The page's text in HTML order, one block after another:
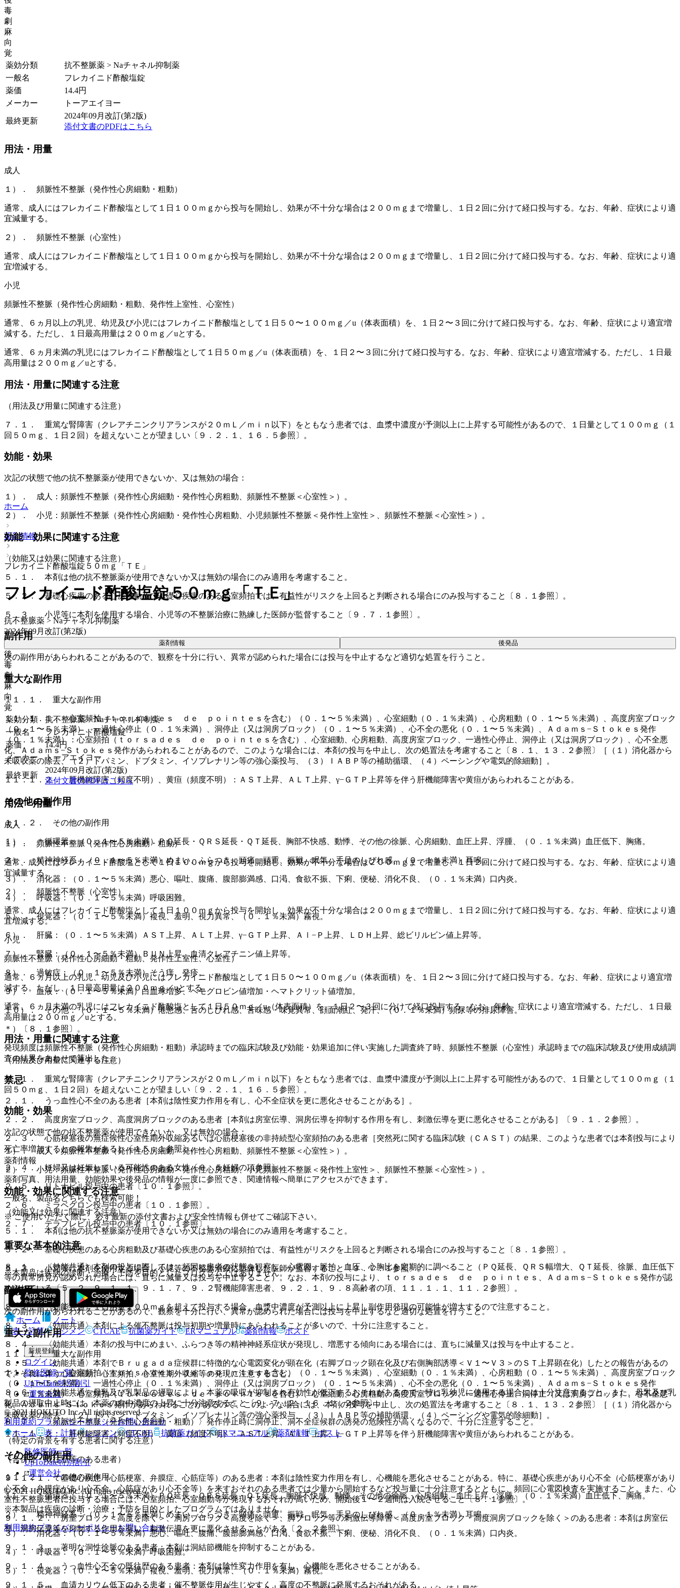
毒
劇
麻
向
覚
薬効分類
抗不整脈薬 > Naチャネル抑制薬
一般名
フレカイニド酢酸塩錠
薬価
14.4円
メーカー
トーアエイヨー
最終更新
2024年09月改訂(第2版)
添付文書のPDFはこちら
用法・用量
成人
１）． 頻脈性不整脈（発作性心房細動・粗動）
通常、成人にはフレカイニド酢酸塩として１日１００ｍｇから投与を開始し、効果が不十分な場合は２００ｍｇまで増量し、１日２回に分けて経口投与する。なお、年齢、症状により適
宜減量する。
２）． 頻脈性不整脈（心室性）
通常、成人にはフレカイニド酢酸塩として１日１００ｍｇから投与を開始し、効果が不十分な場合は２００ｍｇまで増量し、１日２回に分けて経口投与する。なお、年齢、症状により適
宜増減する。
小児
頻脈性不整脈（発作性心房細動・粗動、発作性上室性、心室性）
通常、６ヵ月以上の乳児、幼児及び小児にはフレカイニド酢酸塩として１日５０〜１００ｍｇ／u（体表面積）を、１日２〜３回に分けて経口投与する。なお、年齢、症状により適宜増
減する。ただし、１日最高用量は２００ｍｇ／uとする。
通常、６ヵ月未満の乳児にはフレカイニド酢酸塩として１日５０ｍｇ／u（体表面積）を、１日２〜３回に分けて経口投与する。なお、年齢、症状により適宜増減する。ただし、１日最
高用量は２００ｍｇ／uとする。
用法・用量に関連する注意
（用法及び用量に関連する注意）
７．１． 重篤な腎障害（クレアチニンクリアランスが２０ｍＬ／ｍｉｎ以下）をともなう患者では、血漿中濃度が予測以上に上昇する可能性があるので、１日量として１００ｍｇ（１
回５０ｍｇ、１日２回）を超えないことが望ましい〔９．２．１、１６．５参照〕。
効能・効果
次記の状態で他の抗不整脈薬が使用できないか、又は無効の場合：
１）． 成人：頻脈性不整脈（発作性心房細動・発作性心房粗動、頻脈性不整脈＜心室性＞）。
２）． 小児：頻脈性不整脈（発作性心房細動・発作性心房粗動、小児頻脈性不整脈＜発作性上室性＞、頻脈性不整脈＜心室性＞）。
効能・効果に関連する注意
（効能又は効果に関連する注意）
５．１． 本剤は他の抗不整脈薬が使用できないか又は無効の場合にのみ適用を考慮すること。
５．２． 基礎心疾患のある心房粗動及び基礎心疾患のある心室頻拍では、有益性がリスクを上回ると判断される場合にのみ投与すること〔８．１参照〕。
５．３． 小児等に本剤を使用する場合、小児等の不整脈治療に熟練した医師が監督すること〔９．７．１参照〕。
副作用
次の副作用があらわれることがあるので、観察を十分に行い、異常が認められた場合には投与を中止するなど適切な処置を行うこと。
重大な副作用
１１．１． 重大な副作用
１１．１．１． 心室頻拍（ｔｏｒｓａｄｅｓ ｄｅ ｐｏｉｎｔｅｓを含む）（０．１〜５％未満）、心室細動（０．１％未満）、心房粗動（０．１〜５％未満）、高度房室ブロック
（０．１〜５％未満）、一過性心停止（０．１％未満）、洞停止（又は洞房ブロック）（０．１〜５％未満）、心不全の悪化（０．１〜５％未満）、Ａｄａｍｓ−Ｓｔｏｋｅｓ発作
（０．１％未満）：心室頻拍（ｔｏｒｓａｄｅｓ ｄｅ ｐｏｉｎｔｅｓを含む）、心室細動、心房粗動、高度房室ブロック、一過性心停止、洞停止（又は洞房ブロック）、心不全悪
化、Ａｄａｍｓ−Ｓｔｏｋｅｓ発作があらわれることがあるので、このような場合には、本剤の投与を中止し、次の処置法を考慮すること〔８．１、１３．２参照〕［（１）消化器から
未吸収薬の除去、（２）ドパミン、ドブタミン、イソプレナリン等の強心薬投与、（３）ＩＡＢＰ等の補助循環、（４）ペーシングや電気的除細動］。
１１．１．２． 肝機能障害（頻度不明）、黄疸（頻度不明）：ＡＳＴ上昇、ＡＬＴ上昇、γ−ＧＴＰ上昇等を伴う肝機能障害や黄疸があらわれることがある。
その他の副作用
１１．２． その他の副作用
１）． ＊循環器：（０．１〜５％未満）ＰＱ延長・ＱＲＳ延長・ＱＴ延長、胸部不快感、動悸、その他の徐脈、心房細動、血圧上昇、浮腫、（０．１％未満）血圧低下、胸痛。
２）． 精神神経系：（０．１〜５％未満）めまい、ふらつき、頭痛、頭重、振戦、眠気、手足のしびれ感、（０．１％未満）耳鳴。
３）． 消化器：（０．１〜５％未満）悪心、嘔吐、腹痛、腹部膨満感、口渇、食欲不振、下痢、便秘、消化不良、（０．１％未満）口内炎。
４）． 呼吸器：（０．１〜５％未満）呼吸困難。
５）． 視覚器：（０．１〜５％未満）複視、羞明、視力異常、（０．１％未満）霧視。
６）． 肝臓：（０．１〜５％未満）ＡＳＴ上昇、ＡＬＴ上昇、γ−ＧＴＰ上昇、Ａｌ−Ｐ上昇、ＬＤＨ上昇、総ビリルビン値上昇等。
７）． 腎臓：（０．１〜５％未満）ＢＵＮ上昇、血清クレアチニン値上昇等。
８）． 過敏症：（０．１〜５％未満）そう痒、発疹。
９）． 血液：（０．１〜５％未満）白血球増多、ヘモグロビン値増加・ヘマトクリット値増加。
１０）． その他：（０．１〜５％未満）倦怠感、舌のしびれ感、苦味感・味覚異常、顔面潮紅、発汗、（０．１％未満）頻尿等の排尿障害。
＊）〔８．１参照〕。
発現頻度は頻脈性不整脈（発作性心房細動・粗動）承認時までの臨床試験及び効能・効果追加に伴い実施した調査終了時、頻脈性不整脈（心室性）承認時までの臨床試験及び使用成績調
査の結果をあわせて算出した。
禁忌
２．１． うっ血性心不全のある患者［本剤は陰性変力作用を有し、心不全症状を更に悪化させることがある］。
２．２． 高度房室ブロック、高度洞房ブロックのある患者［本剤は房室伝導、洞房伝導を抑制する作用を有し、刺激伝導を更に悪化させることがある］〔９．１．２参照〕。
２．３． 心筋梗塞後の無症候性心室性期外収縮あるいは心筋梗塞後の非持続型心室頻拍のある患者［突然死に関する臨床試験（ＣＡＳＴ）の結果、このような患者では本剤投与により
死亡率増加するとの報告がある］〔１５．１参照〕。
２．４． 妊婦又は妊娠している可能性のある女性〔９．５妊婦の項参照〕。
２．５． リトナビル投与中の患者〔１０．１参照〕。
２．６． ミラベグロン投与中の患者〔１０．１参照〕。
２．７． テラプレビル投与中の患者〔１０．１参照〕。
重要な基本的注意
８．１． 〈効能共通〉本剤の投与に際しては、頻回に患者の状態を観察し、心電図、脈拍、血圧、心胸比を定期的に調べること（ＰＱ延長、ＱＲＳ幅増大、ＱＴ延長、徐脈、血圧低下
等の異常所見が認められた場合には、直ちに減量又は投与を中止すること）。なお、本剤の投与により、ｔｏｒｓａｄｅｓ ｄｅ ｐｏｉｎｔｅｓ、Ａｄａｍｓ−Ｓｔｏｋｅｓ発作が認
められている〔５．２、９．１．１、９．１．７、９．２腎機能障害患者、９．２．１、９．８高齢者の項、１１．１．１、１１．２参照〕。
８．２． 〈効能共通〉１日用量２００ｍｇを超えて投与する場合、血漿中濃度が予測以上に上昇し副作用発現の可能性が増大するので注意すること。
８．３． 〈効能共通〉本剤による催不整脈は投与初期や増量時にあらわれることが多いので、十分に注意すること。
８．４． 〈効能共通〉本剤の投与中にめまい、ふらつき等の精神神経系症状が発現し、増悪する傾向にある場合には、直ちに減量又は投与を中止すること。
８．５． 〈効能共通〉本剤でＢｒｕｇａｄａ症候群に特徴的な心電図変化が顕在化（右脚ブロック顕在化及び右側胸部誘導＜Ｖ１〜Ｖ３＞のＳＴ上昇顕在化）したとの報告があるの
で、それに伴う心室細動、心室頻拍、心室性期外収縮等の発現に注意すること。
８．６． 〈効能共通〉母乳及び乳製品の摂取により、本薬の吸収が抑制され有効性が低下するおそれがあるので、特に乳幼児に使用する場合には十分注意すること。また、母乳及び乳
製品の摂取中止時には、本薬の血中濃度の上昇に十分注意すること〔９．７．２、１６．１．２参照〕。
８．７． 〈頻脈性不整脈（発作性心房細動・粗動）〉発作停止時に洞停止、洞不全症候群の誘発の危険性が高くなるので、十分に注意すること。
（特定の背景を有する患者に関する注意）
（合併症・既往歴等のある患者）
９．１．１． 基礎心疾患（心筋梗塞、弁膜症、心筋症等）のある患者：本剤は陰性変力作用を有し、心機能を悪化させることがある。特に、基礎心疾患があり心不全（心筋梗塞があり
心不全、弁膜症があり心不全、心筋症があり心不全等）を来すおそれのある患者では少量から開始するなど投与量に十分注意するとともに、頻回に心電図検査を実施すること。また、心
室性不整脈患者に投与する場合には、心室頻拍、心室細動等が発現するおそれが高いため、開始後１〜２週間は入院させること〔８．１参照〕。
９．１．２． 房室ブロック＜高度を除く＞、洞房ブロック＜高度を除く＞、脚ブロック等の刺激伝導障害＜高度房室ブロック・高度洞房ブロックを除く＞のある患者：本剤は房室伝
導、洞房伝導等を抑制する作用を有し、刺激伝導を更に悪化させることがある〔２．２参照〕。
９．１．３． 著明な洞性徐脈のある患者：本剤は洞結節機能を抑制することがある。
９．１．４． うっ血性心不全の既往歴のある患者：本剤は陰性変力作用を有し、心機能を悪化させることがある。
９．１．５． 血清カリウム低下のある患者：催不整脈作用が生じやすく、高度の不整脈に発展するおそれがある。
ホーム
薬剤情報
フレカイニド酢酸塩錠５０ｍｇ「ＴＥ」
フレカイニド酢酸塩錠５０ｍｇ「ＴＥ」
抗不整脈薬 > Naチャネル抑制薬
2024年09月改訂(第2版)
薬剤情報 後発品
後
毒
劇
麻
向
覚
薬効分類
抗不整脈薬 > Naチャネル抑制薬
一般名
フレカイニド酢酸塩錠
薬価
14.4円
メーカー
トーアエイヨー
最終更新
2024年09月改訂(第2版)
添付文書のPDFはこちら
用法・用量
成人
１）． 頻脈性不整脈（発作性心房細動・粗動）
通常、成人にはフレカイニド酢酸塩として１日１００ｍｇから投与を開始し、効果が不十分な場合は２００ｍｇまで増量し、１日２回に分けて経口投与する。なお、年齢、症状により適
宜減量する。
２）． 頻脈性不整脈（心室性）
通常、成人にはフレカイニド酢酸塩として１日１００ｍｇから投与を開始し、効果が不十分な場合は２００ｍｇまで増量し、１日２回に分けて経口投与する。なお、年齢、症状により適
宜増減する。
小児
頻脈性不整脈（発作性心房細動・粗動、発作性上室性、心室性）
通常、６ヵ月以上の乳児、幼児及び小児にはフレカイニド酢酸塩として１日５０〜１００ｍｇ／u（体表面積）を、１日２〜３回に分けて経口投与する。なお、年齢、症状により適宜増
減する。ただし、１日最高用量は２００ｍｇ／uとする。
通常、６ヵ月未満の乳児にはフレカイニド酢酸塩として１日５０ｍｇ／u（体表面積）を、１日２〜３回に分けて経口投与する。なお、年齢、症状により適宜増減する。ただし、１日最
高用量は２００ｍｇ／uとする。
用法・用量に関連する注意
（用法及び用量に関連する注意）
７．１． 重篤な腎障害（クレアチニンクリアランスが２０ｍＬ／ｍｉｎ以下）をともなう患者では、血漿中濃度が予測以上に上昇する可能性があるので、１日量として１００ｍｇ（１
回５０ｍｇ、１日２回）を超えないことが望ましい〔９．２．１、１６．５参照〕。
効能・効果
次記の状態で他の抗不整脈薬が使用できないか、又は無効の場合：
１）． 成人：頻脈性不整脈（発作性心房細動・発作性心房粗動、頻脈性不整脈＜心室性＞）。
２）． 小児：頻脈性不整脈（発作性心房細動・発作性心房粗動、小児頻脈性不整脈＜発作性上室性＞、頻脈性不整脈＜心室性＞）。
効能・効果に関連する注意
（効能又は効果に関連する注意）
５．１． 本剤は他の抗不整脈薬が使用できないか又は無効の場合にのみ適用を考慮すること。
５．２． 基礎心疾患のある心房粗動及び基礎心疾患のある心室頻拍では、有益性がリスクを上回ると判断される場合にのみ投与すること〔８．１参照〕。
５．３． 小児等に本剤を使用する場合、小児等の不整脈治療に熟練した医師が監督すること〔９．７．１参照〕。
副作用
次の副作用があらわれることがあるので、観察を十分に行い、異常が認められた場合には投与を中止するなど適切な処置を行うこと。
重大な副作用
１１．１． 重大な副作用
１１．１．１． 心室頻拍（ｔｏｒｓａｄｅｓ ｄｅ ｐｏｉｎｔｅｓを含む）（０．１〜５％未満）、心室細動（０．１％未満）、心房粗動（０．１〜５％未満）、高度房室ブロック
（０．１〜５％未満）、一過性心停止（０．１％未満）、洞停止（又は洞房ブロック）（０．１〜５％未満）、心不全の悪化（０．１〜５％未満）、Ａｄａｍｓ−Ｓｔｏｋｅｓ発作
（０．１％未満）：心室頻拍（ｔｏｒｓａｄｅｓ ｄｅ ｐｏｉｎｔｅｓを含む）、心室細動、心房粗動、高度房室ブロック、一過性心停止、洞停止（又は洞房ブロック）、心不全悪
化、Ａｄａｍｓ−Ｓｔｏｋｅｓ発作があらわれることがあるので、このような場合には、本剤の投与を中止し、次の処置法を考慮すること〔８．１、１３．２参照〕［（１）消化器から
未吸収薬の除去、（２）ドパミン、ドブタミン、イソプレナリン等の強心薬投与、（３）ＩＡＢＰ等の補助循環、（４）ペーシングや電気的除細動］。
１１．１．２． 肝機能障害（頻度不明）、黄疸（頻度不明）：ＡＳＴ上昇、ＡＬＴ上昇、γ−ＧＴＰ上昇等を伴う肝機能障害や黄疸があらわれることがある。
その他の副作用
１１．２． その他の副作用
１）． ＊循環器：（０．１〜５％未満）ＰＱ延長・ＱＲＳ延長・ＱＴ延長、胸部不快感、動悸、その他の徐脈、心房細動、血圧上昇、浮腫、（０．１％未満）血圧低下、胸痛。
２）． 精神神経系：（０．１〜５％未満）めまい、ふらつき、頭痛、頭重、振戦、眠気、手足のしびれ感、（０．１％未満）耳鳴。
３）． 消化器：（０．１〜５％未満）悪心、嘔吐、腹痛、腹部膨満感、口渇、食欲不振、下痢、便秘、消化不良、（０．１％未満）口内炎。
４）． 呼吸器：（０．１〜５％未満）呼吸困難。
５）． 視覚器：（０．１〜５％未満）複視、羞明、視力異常、（０．１％未満）霧視。
薬剤情報
薬剤写真、用法用量、効能効果や後発品の情報が一度に参照でき、関連情報へ簡単にアクセスができます。
一般名、製品名どちらでも検索可能！
※ ご使用いただく際に、必ず最新の添付文書および安全性情報も併せてご確認下さい。
※本製品は疾病の診断・治療・予防を目的としたプログラムではありません。
ホーム
ノート
表・計算
レジメン CTCAE 抗菌薬ガイド ERマニュアル 薬剤情報 ポスト
新規登録
ログイン
監修医師一覧
UpToDate特別割引
運営会社
© 2021 HOKUTO Inc. All rights reserved.
利用規約プライバシーポリシーお問い合わせ
ホーム
表・計算 レジメン CTCAE 抗菌薬ガイド ERマニュアル 薬剤情報 ポスト
監修医師一覧
UpToDate特別割引
運営会社
© 2021 HOKUTO Inc. All rights reserved.
※本製品は疾病の診断・治療・予防を目的としたプログラムではありません。
利用規約プライバシーポリシーお問い合わせ